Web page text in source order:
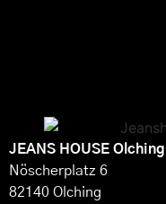
JEANS HOUSE Olching
Nöscherplatz 6
82140 Olching